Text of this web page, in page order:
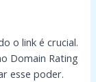
o link é crucial.
Domain Rating
esse poder.